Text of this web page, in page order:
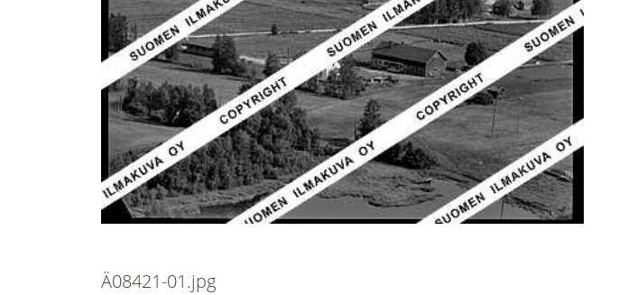
Ä08421-01.jpg